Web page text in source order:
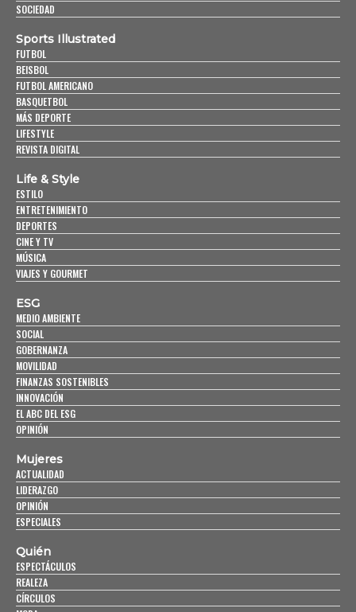
SOCIEDAD
Sports Illustrated
FUTBOL
BEISBOL
FUTBOL AMERICANO
BASQUETBOL
MÁS DEPORTE
LIFESTYLE
REVISTA DIGITAL
Life & Style
ESTILO
ENTRETENIMIENTO
DEPORTES
CINE Y TV
MÚSICA
VIAJES Y GOURMET
ESG
MEDIO AMBIENTE
SOCIAL
GOBERNANZA
MOVILIDAD
FINANZAS SOSTENIBLES
INNOVACIÓN
EL ABC DEL ESG
OPINIÓN
Mujeres
ACTUALIDAD
LIDERAZGO
OPINIÓN
ESPECIALES
Quién
ESPECTÁCULOS
REALEZA
CÍRCULOS